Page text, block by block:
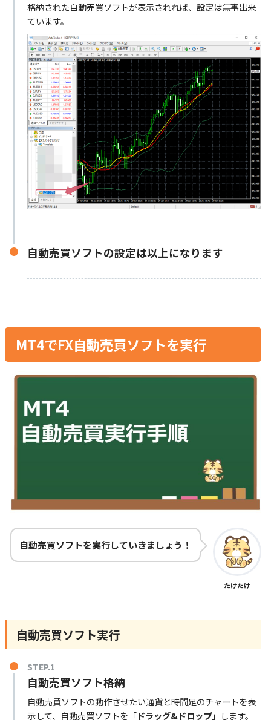
格納された自動売買ソフトが表示されれば、設定は無事出来
ています。
自動売買ソフトの設定は以上になります
MT4でFX自動売買ソフトを実行
自動売買ソフトを実行していきましょう！
たけたけ
自動売買ソフト実行
STEP.1
自動売買ソフト格納
自動売買ソフトの動作させたい通貨と時間足のチャートを表
示して、自動売買ソフトを「ドラッグ&ドロップ」します。